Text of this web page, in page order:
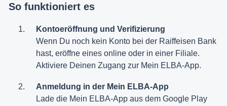
So funktioniert es
Kontoeröffnung und Verifizierung
Wenn Du noch kein Konto bei der Raiffeisen Bank
hast, eröffne eines online oder in einer Filiale.
Aktiviere Deinen Zugang zur Mein ELBA-App.
Anmeldung in der Mein ELBA-App
Lade die Mein ELBA-App aus dem Google Play